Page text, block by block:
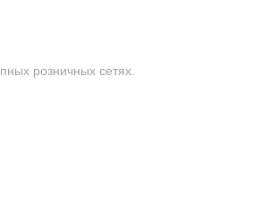
розничных сетях.